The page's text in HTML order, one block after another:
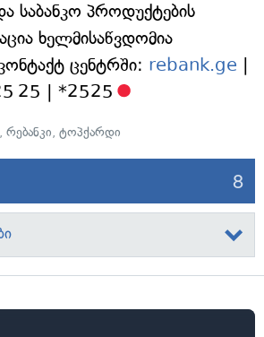
საბანკო პროდუქტების
ხელმისაწვდომია
ცენტრში: rebank.ge
25 | *2525
, რებანკი, ტოპქარდი
8